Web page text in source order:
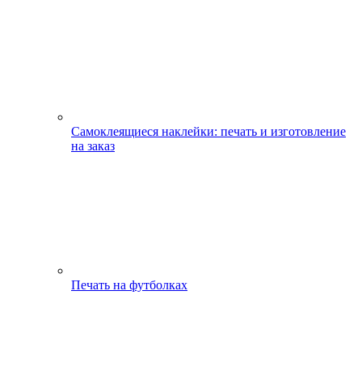
Самоклеящиеся наклейки: печать и изготовление
на заказ
Печать на футболках